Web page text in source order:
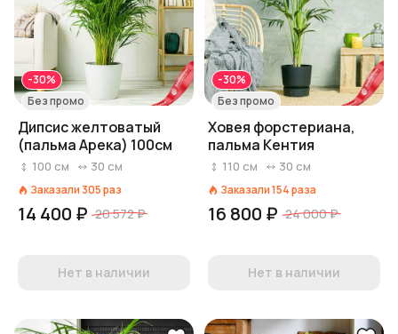
-30%
Без промо
Дипсис желтоватый
(пальма Арека) 100см
100 см 30 см
Заказали 305раз
14 400 ₽ 20 572 ₽
Нет в наличии
-30%
Без промо
Ховея форстериана,
пальма Кентия
110 см 30 см
Заказали154раза
16 800 ₽ 24 000 ₽
Нет в наличии